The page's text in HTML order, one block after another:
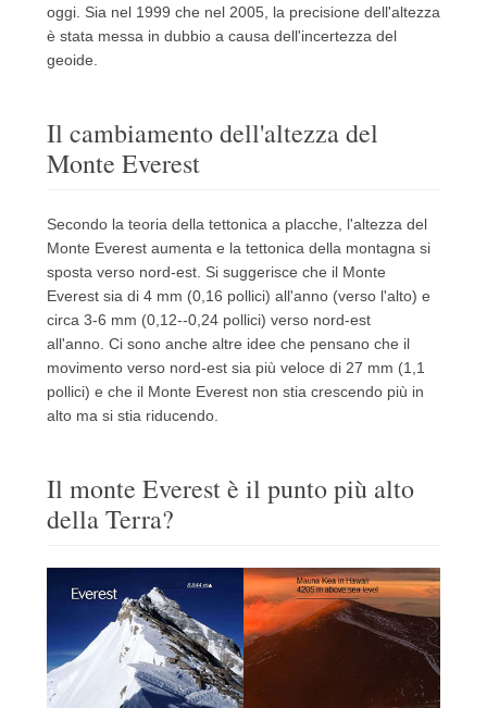
oggi. Sia nel 1999 che nel 2005, la precisione dell'altezza
è stata messa in dubbio a causa dell'incertezza del
geoide.
Il cambiamento dell'altezza del
Monte Everest
Secondo la teoria della tettonica a placche, l'altezza del
Monte Everest aumenta e la tettonica della montagna si
sposta verso nord-est. Si suggerisce che il Monte
Everest sia di 4 mm (0,16 pollici) all'anno (verso l'alto) e
circa 3-6 mm (0,12--0,24 pollici) verso nord-est
all'anno. Ci sono anche altre idee che pensano che il
movimento verso nord-est sia più veloce di 27 mm (1,1
pollici) e che il Monte Everest non stia crescendo più in
alto ma si stia riducendo.
Il monte Everest è il punto più alto
della Terra?